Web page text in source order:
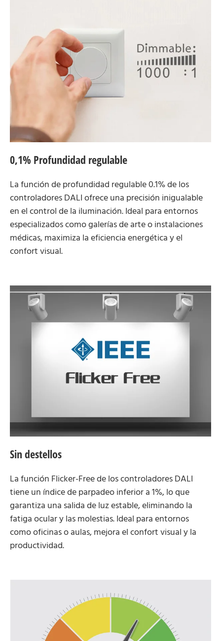
0,1% Profundidad regulable
La función de profundidad regulable 0.1% de los
controladores DALI ofrece una precisión inigualable
en el control de la iluminación. Ideal para entornos
especializados como galerías de arte o instalaciones
médicas, maximiza la eficiencia energética y el
confort visual.
Sin destellos
La función Flicker-Free de los controladores DALI
tiene un índice de parpadeo inferior a 1%, lo que
garantiza una salida de luz estable, eliminando la
fatiga ocular y las molestias. Ideal para entornos
como oficinas o aulas, mejora el confort visual y la
productividad.